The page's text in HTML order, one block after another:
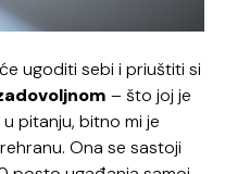
ugoditi sebi i priuštiti si
– što joj je
pitanju, bitno mi je
Ona se sastoji